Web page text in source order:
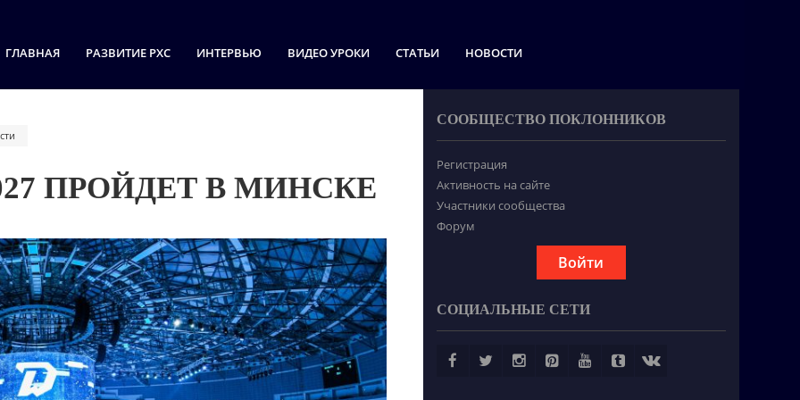
ГЛАВНАЯ РАЗВИТИЕ РХС ИНТЕРВЬЮ ВИДЕО УРОКИ СТАТЬИ НОВОСТИ
ПРОЙДЕТ В МИНСКЕ
СООБЩЕСТВО ПОКЛОННИКОВ
Регистрация
Активность на сайте
Участники сообщества
Форум
Войти
СОЦИАЛЬНЫЕ СЕТИ